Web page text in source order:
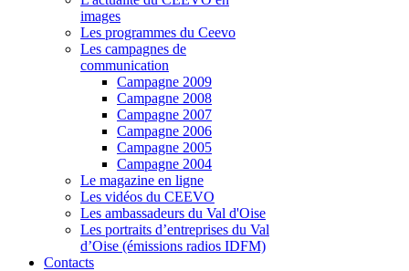
images
Les programmes du Ceevo
Les campagnes de
communication
Campagne 2009
Campagne 2008
Campagne 2007
Campagne 2006
Campagne 2005
Campagne 2004
Le magazine en ligne
Les vidéos du CEEVO
Les ambassadeurs du Val d'Oise
Les portraits d’entreprises du Val
d’Oise (émissions radios IDFM)
Contacts